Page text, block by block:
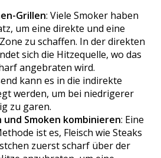
Grillen: Viele Smoker haben
um eine direkte und eine
zu schaffen. In der direkten
sich die Hitzequelle, wo das
angebraten wird.
kann es in die indirekte
werden, um bei niedrigerer
zu garen.
Smoken kombinieren: Eine
ist es, Fleisch wie Steaks
zuerst scharf über der